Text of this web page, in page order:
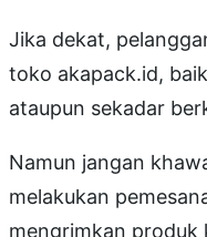
Jika dekat,
toko akapack.id,
ataupun sekadar
Namun jangan
melakukan
mengrimkan produk